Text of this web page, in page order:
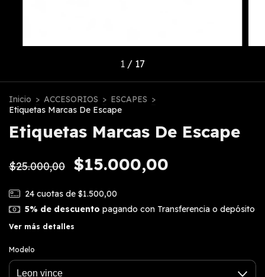
1 / 17
Inicio > ACCESORIOS > ESCAPES >
Etiquetas Marcas De Escape
Etiquetas Marcas De Escape
$25.000,00 $15.000,00
24 cuotas de $1.500,00
5% de descuento pagando con Transferencia o depósito
Ver más detalles
Modelo